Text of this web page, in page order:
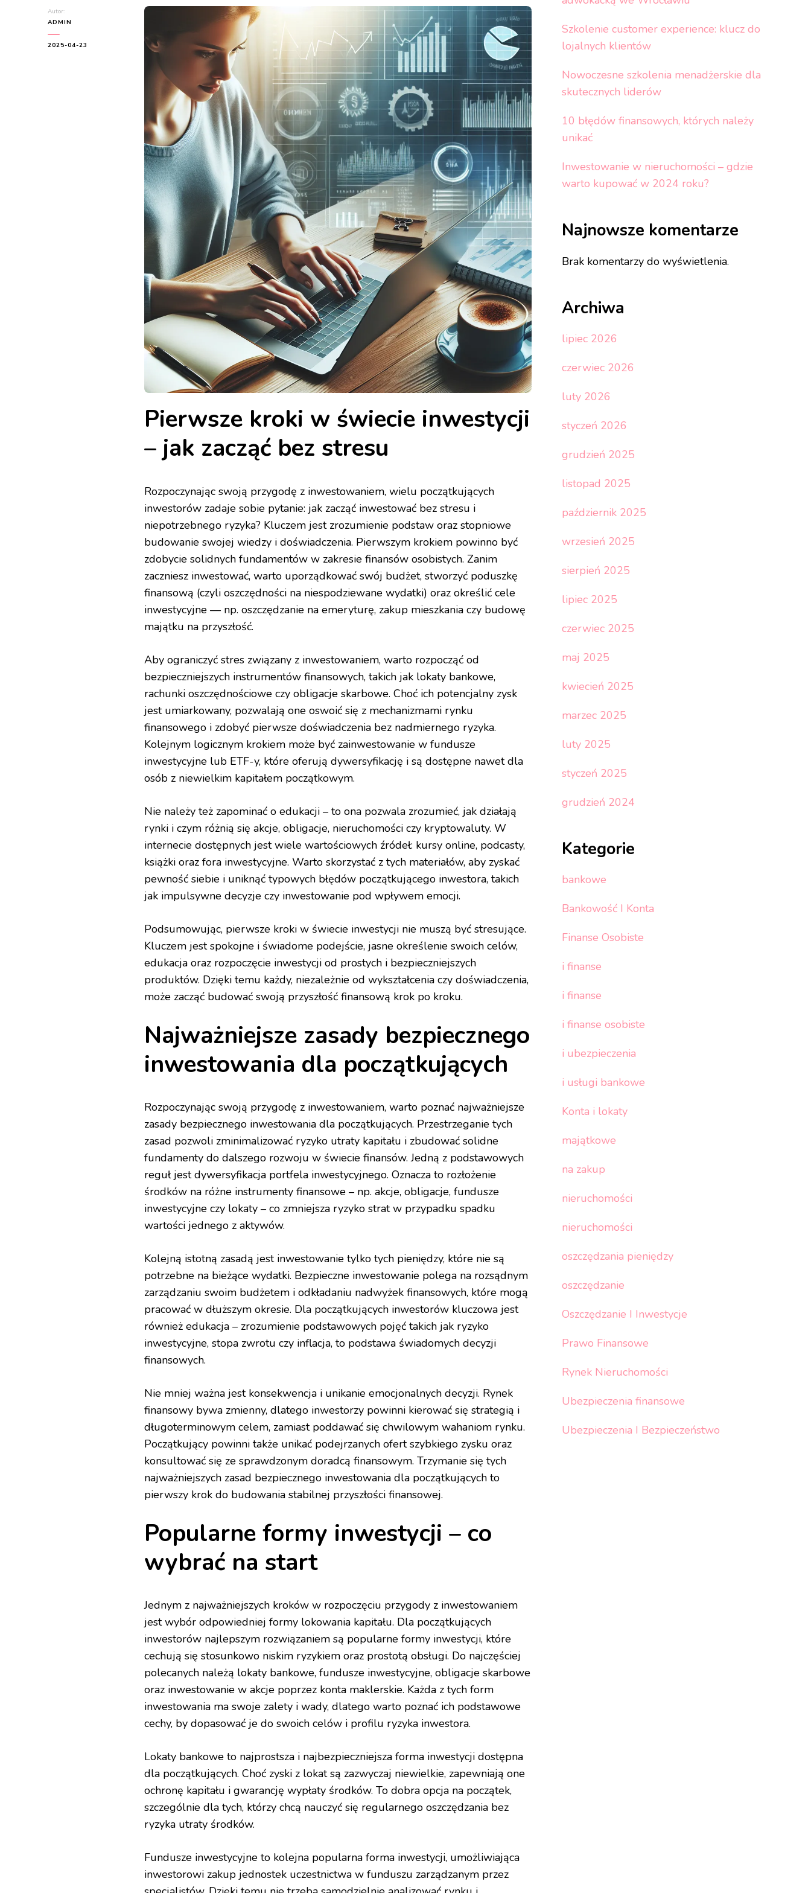
Autor:
ADMIN
2025-04-23
Pierwsze kroki w świecie inwestycji
– jak zacząć bez stresu
Rozpoczynając swoją przygodę z inwestowaniem, wielu początkujących
inwestorów zadaje sobie pytanie: jak zacząć inwestować bez stresu i
niepotrzebnego ryzyka? Kluczem jest zrozumienie podstaw oraz stopniowe
budowanie swojej wiedzy i doświadczenia. Pierwszym krokiem powinno być
zdobycie solidnych fundamentów w zakresie finansów osobistych. Zanim
zaczniesz inwestować, warto uporządkować swój budżet, stworzyć poduszkę
finansową (czyli oszczędności na niespodziewane wydatki) oraz określić cele
inwestycyjne — np. oszczędzanie na emeryturę, zakup mieszkania czy budowę
majątku na przyszłość.
Aby ograniczyć stres związany z inwestowaniem, warto rozpocząć od
bezpieczniejszych instrumentów finansowych, takich jak lokaty bankowe,
rachunki oszczędnościowe czy obligacje skarbowe. Choć ich potencjalny zysk
jest umiarkowany, pozwalają one oswoić się z mechanizmami rynku
finansowego i zdobyć pierwsze doświadczenia bez nadmiernego ryzyka.
Kolejnym logicznym krokiem może być zainwestowanie w fundusze
inwestycyjne lub ETF-y, które oferują dywersyfikację i są dostępne nawet dla
osób z niewielkim kapitałem początkowym.
Nie należy też zapominać o edukacji – to ona pozwala zrozumieć, jak działają
rynki i czym różnią się akcje, obligacje, nieruchomości czy kryptowaluty. W
internecie dostępnych jest wiele wartościowych źródeł: kursy online, podcasty,
książki oraz fora inwestycyjne. Warto skorzystać z tych materiałów, aby zyskać
pewność siebie i uniknąć typowych błędów początkującego inwestora, takich
jak impulsywne decyzje czy inwestowanie pod wpływem emocji.
Podsumowując, pierwsze kroki w świecie inwestycji nie muszą być stresujące.
Kluczem jest spokojne i świadome podejście, jasne określenie swoich celów,
edukacja oraz rozpoczęcie inwestycji od prostych i bezpieczniejszych
produktów. Dzięki temu każdy, niezależnie od wykształcenia czy doświadczenia,
może zacząć budować swoją przyszłość finansową krok po kroku.
Najważniejsze zasady bezpiecznego
inwestowania dla początkujących
Rozpoczynając swoją przygodę z inwestowaniem, warto poznać najważniejsze
zasady bezpiecznego inwestowania dla początkujących. Przestrzeganie tych
zasad pozwoli zminimalizować ryzyko utraty kapitału i zbudować solidne
fundamenty do dalszego rozwoju w świecie finansów. Jedną z podstawowych
reguł jest dywersyfikacja portfela inwestycyjnego. Oznacza to rozłożenie
środków na różne instrumenty finansowe – np. akcje, obligacje, fundusze
inwestycyjne czy lokaty – co zmniejsza ryzyko strat w przypadku spadku
wartości jednego z aktywów.
Kolejną istotną zasadą jest inwestowanie tylko tych pieniędzy, które nie są
potrzebne na bieżące wydatki. Bezpieczne inwestowanie polega na rozsądnym
zarządzaniu swoim budżetem i odkładaniu nadwyżek finansowych, które mogą
pracować w dłuższym okresie. Dla początkujących inwestorów kluczowa jest
również edukacja – zrozumienie podstawowych pojęć takich jak ryzyko
inwestycyjne, stopa zwrotu czy inflacja, to podstawa świadomych decyzji
finansowych.
Nie mniej ważna jest konsekwencja i unikanie emocjonalnych decyzji. Rynek
finansowy bywa zmienny, dlatego inwestorzy powinni kierować się strategią i
długoterminowym celem, zamiast poddawać się chwilowym wahaniom rynku.
Początkujący powinni także unikać podejrzanych ofert szybkiego zysku oraz
konsultować się ze sprawdzonym doradcą finansowym. Trzymanie się tych
najważniejszych zasad bezpiecznego inwestowania dla początkujących to
pierwszy krok do budowania stabilnej przyszłości finansowej.
Popularne formy inwestycji – co
wybrać na start
Jednym z najważniejszych kroków w rozpoczęciu przygody z inwestowaniem
jest wybór odpowiedniej formy lokowania kapitału. Dla początkujących
inwestorów najlepszym rozwiązaniem są popularne formy inwestycji, które
cechują się stosunkowo niskim ryzykiem oraz prostotą obsługi. Do najczęściej
polecanych należą lokaty bankowe, fundusze inwestycyjne, obligacje skarbowe
oraz inwestowanie w akcje poprzez konta maklerskie. Każda z tych form
inwestowania ma swoje zalety i wady, dlatego warto poznać ich podstawowe
cechy, by dopasować je do swoich celów i profilu ryzyka inwestora.
Lokaty bankowe to najprostsza i najbezpieczniejsza forma inwestycji dostępna
dla początkujących. Choć zyski z lokat są zazwyczaj niewielkie, zapewniają one
ochronę kapitału i gwarancję wypłaty środków. To dobra opcja na początek,
szczególnie dla tych, którzy chcą nauczyć się regularnego oszczędzania bez
ryzyka utraty środków.
Fundusze inwestycyjne to kolejna popularna forma inwestycji, umożliwiająca
inwestorowi zakup jednostek uczestnictwa w funduszu zarządzanym przez
Szkolenie customer experience: klucz do
lojalnych klientów
Nowoczesne szkolenia menadżerskie dla
skutecznych liderów
10 błędów finansowych, których należy
unikać
Inwestowanie w nieruchomości – gdzie
warto kupować w 2024 roku?
Najnowsze komentarze
Brak komentarzy do wyświetlenia.
Archiwa
lipiec 2026
czerwiec 2026
luty 2026
styczeń 2026
grudzień 2025
listopad 2025
październik 2025
wrzesień 2025
sierpień 2025
lipiec 2025
czerwiec 2025
maj 2025
kwiecień 2025
marzec 2025
luty 2025
styczeń 2025
grudzień 2024
Kategorie
bankowe
Bankowość I Konta
Finanse Osobiste
i finanse
i finanse
i finanse osobiste
i ubezpieczenia
i usługi bankowe
Konta i lokaty
majątkowe
na zakup
nieruchomości
nieruchomości
oszczędzania pieniędzy
oszczędzanie
Oszczędzanie I Inwestycje
Prawo Finansowe
Rynek Nieruchomości
Ubezpieczenia finansowe
Ubezpieczenia I Bezpieczeństwo